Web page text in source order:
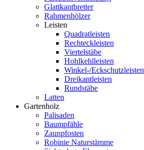
Glattkantbretter
Rahmenhölzer
Leisten
Quadratleisten
Rechteckleisten
Viertelstäbe
Hohlkehlleisten
Winkel-/Eckschutzleisten
Dreikantleisten
Rundstäbe
Latten
Gartenholz
Palisaden
Baumpfähle
Zaunpfosten
Robinie Naturstämme